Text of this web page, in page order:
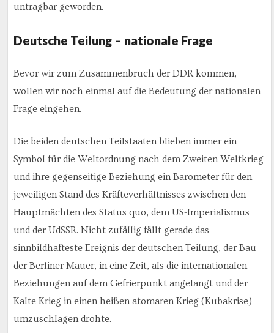
untragbar geworden.
Deutsche Teilung – nationale Frage
Bevor wir zum Zusammenbruch der DDR kommen,
wollen wir noch einmal auf die Bedeutung der nationalen
Frage eingehen.
Die beiden deutschen Teilstaaten blieben immer ein
Symbol für die Weltordnung nach dem Zweiten Weltkrieg
und ihre gegenseitige Beziehung ein Barometer für den
jeweiligen Stand des Kräfteverhältnisses zwischen den
Hauptmächten des Status quo, dem US-Imperialismus
und der UdSSR. Nicht zufällig fällt gerade das
sinnbildhafteste Ereignis der deutschen Teilung, der Bau
der Berliner Mauer, in eine Zeit, als die internationalen
Beziehungen auf dem Gefrierpunkt angelangt und der
Kalte Krieg in einen heißen atomaren Krieg (Kubakrise)
umzuschlagen drohte.